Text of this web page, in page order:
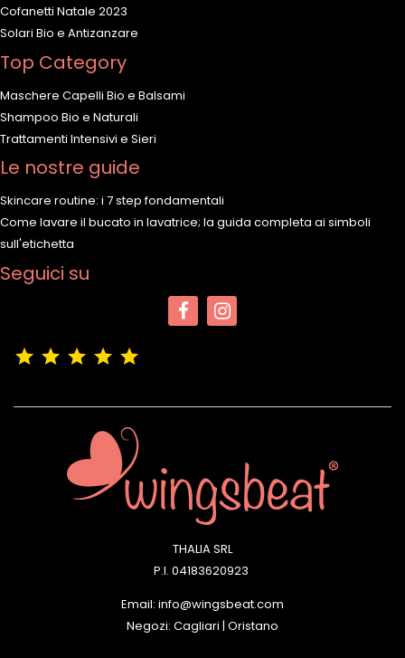
Cofanetti Natale 2023
Solari Bio e Antizanzare
Top Category
Maschere Capelli Bio e Balsami
Shampoo Bio e Naturali
Trattamenti Intensivi e Sieri
Le nostre guide
Skincare routine: i 7 step fondamentali
Come lavare il bucato in lavatrice; la guida completa ai simboli
sull'etichetta
Seguici su
THALIA SRL
P.I. 04183620923
Email: info@wingsbeat.com
Negozi: Cagliari | Oristano